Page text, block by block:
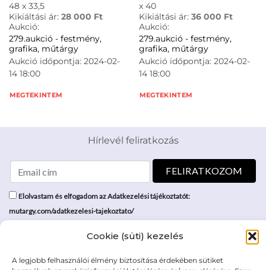
Cookie (süti) kezelés
A legjobb felhasználói élmény biztosítása érdekében sütiket
48 x 33,5
Kikiáltási ár: 28 000 Ft
Aukció:
279.aukció - festmény,
grafika, műtárgy
Aukció időpontja: 2024-02-
14 18:00
MEGTEKINTEM
x 40
Kikiáltási ár: 36 000 Ft
Aukció:
279.aukció - festmény,
grafika, műtárgy
Aukció időpontja: 2024-02-
14 18:00
MEGTEKINTEM
Hírlevél feliratkozás
Elolvastam és elfogadom az Adatkezelési tájékoztatót:
mutargy.com/adatkezelesi-tajekoztato/
Médiaajánlat
Áraink
ÁSZF